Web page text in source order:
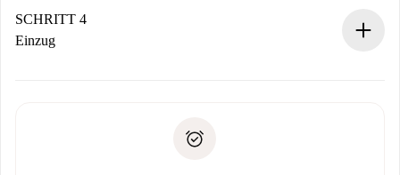
stellen den Kontakt her.
Wenn der Vermieter ablehnen muss, entstehen keine
SCHRITT 4
Einzug